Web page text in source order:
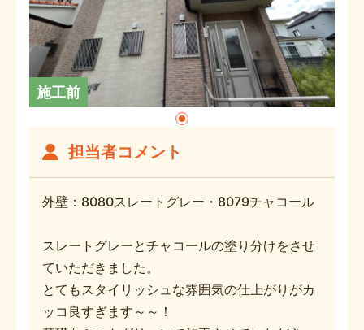
施工前
担当者コメント
外壁：8080スレートグレー・8079チャコール
スレートグレーとチャコールの塗り分けをさせ
ていただきました。
とてもスタイリッシュな雰囲気の仕上がりがカ
ッコ良すぎます～～！